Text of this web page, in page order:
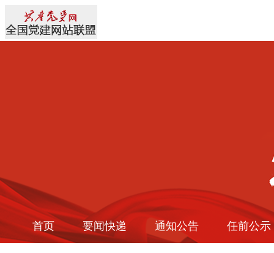
首页 要闻快递 通知公告 任前公示